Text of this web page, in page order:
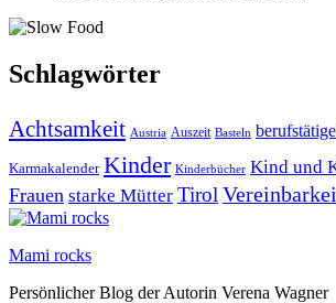
Schlagwörter
Achtsamkeit Austria Auszeit Basteln
Karmakalender Kinder Kinderbücher Kind und
Frauen starke Mütter Tirol
Mami rocks
Persönlicher Blog der Autorin Verena Wagner